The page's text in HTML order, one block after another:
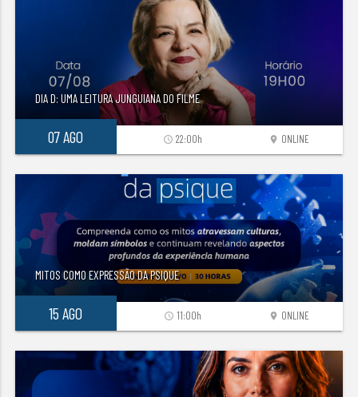
DIA D: UMA LEITURA JUNGUIANA DO FILME
07 AGO location_on ONLINE
access_time 22:00h
MITOS COMO EXPRESSÃO DA PSIQUE
15 AGO location_on ONLINE
access_time 11:00h